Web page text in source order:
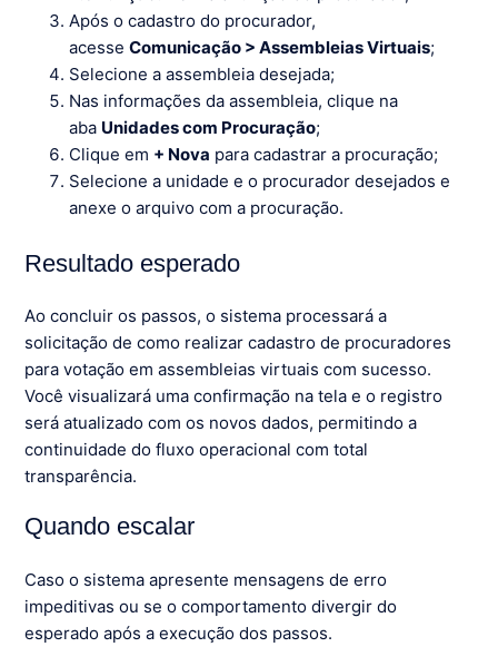
Após o cadastro do procurador,
acesseComunicação > Assembleias Virtuais;
Selecione a assembleia desejada;
Nas informações da assembleia, clique na
aba Unidades com Procuração;
Clique em + Nova para cadastrar a procuração;
Selecione a unidade e o procurador desejados e
anexe o arquivo com a procuração.
Resultado esperado
Ao concluir os passos, o sistema processará a
solicitação de como realizar cadastro de procuradores
para votação em assembleias virtuais com sucesso.
Você visualizará uma confirmação na tela e o registro
será atualizado com os novos dados, permitindo a
continuidade do fluxo operacional com total
transparência.
Quando escalar
Caso o sistema apresente mensagens de erro
impeditivas ou se o comportamento divergir do
esperado após a execução dos passos.